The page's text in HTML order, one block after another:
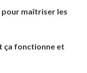
pour maîtriser les
ça fonctionne et